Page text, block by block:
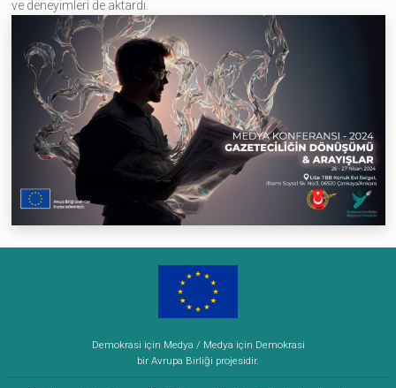
ve deneyimleri de aktardı.
Demokrasi için Medya / Medya için Demokrasi
bir Avrupa Birliği projesidir.